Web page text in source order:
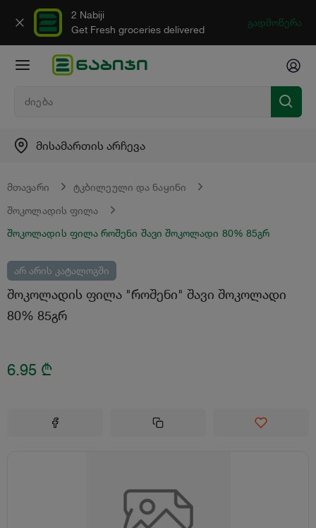
2 Nabiji
Get Fresh groceries delivered
გადმოწერა
მისამართის არჩევა
მთავარი ტკბილეული და ნაყინი
შოკოლადის ფილა
შოკოლადის ფილა როშენი შავი შოკოლადი 80% 85გრ
არ არის კატალოგში
შოკოლადის ფილა "როშენი" შავი შოკოლადი
80% 85გრ
6.95 ₾